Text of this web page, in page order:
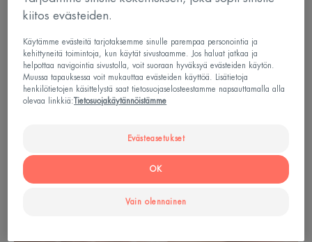
kiitos evästeiden.
Käytämme evästeitä tarjotaksemme sinulle parempaa personointia ja
kehittyneitä toimintoja, kun käytät sivustoamme. Jos haluat jatkaa ja
helpottaa navigointia sivustolla, voit suoraan hyväksyä evästeiden käytön.
Muussa tapauksessa voit mukauttaa evästeiden käyttöä. Lisätietoja
henkilötietojen käsittelystä saat tietosuojaselosteestamme napsauttamalla alla
olevaa linkkiä:
Tietosuojakäytännöistämme
Evästeasetukset
Vain olennainen
OK